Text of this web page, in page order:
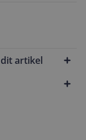
artikel